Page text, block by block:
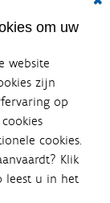
om uw
website
zijn
op
cookies.
Klik
leest u in het